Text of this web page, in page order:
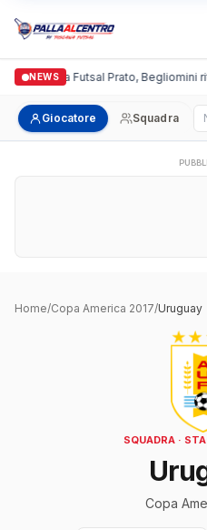
NEWS
Italgronda Futsal Prato, Begliomini
Giocatore Squadra
Home/Copa America 2017/Uruguay
SQUADRA ·
Copa